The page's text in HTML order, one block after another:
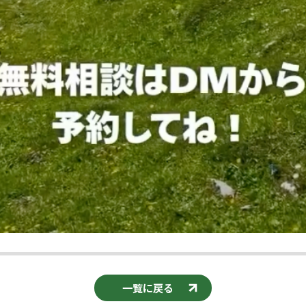
一覧に戻る